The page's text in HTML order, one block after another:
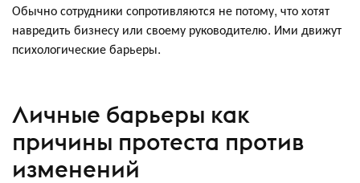
Обычно сотрудники сопротивляются не потому, что хотят
навредить бизнесу или своему руководителю. Ими движут
психологические барьеры.
Личные барьеры как
причины протеста против
изменений